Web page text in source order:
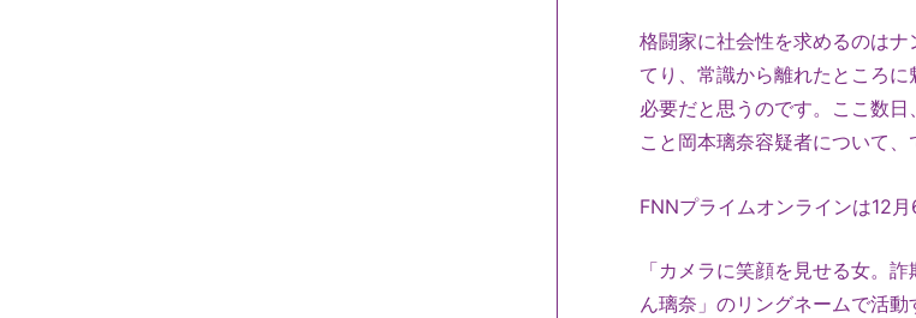
格闘家に社会性を求めるのは
てり、常識から離れたところ
必要だと思うのです。ここ数
こと岡本璃奈容疑者について、
FNNプライムオンラインは12月
「カメラに笑顔を見せる女。
ん璃奈」のリングネームで活動